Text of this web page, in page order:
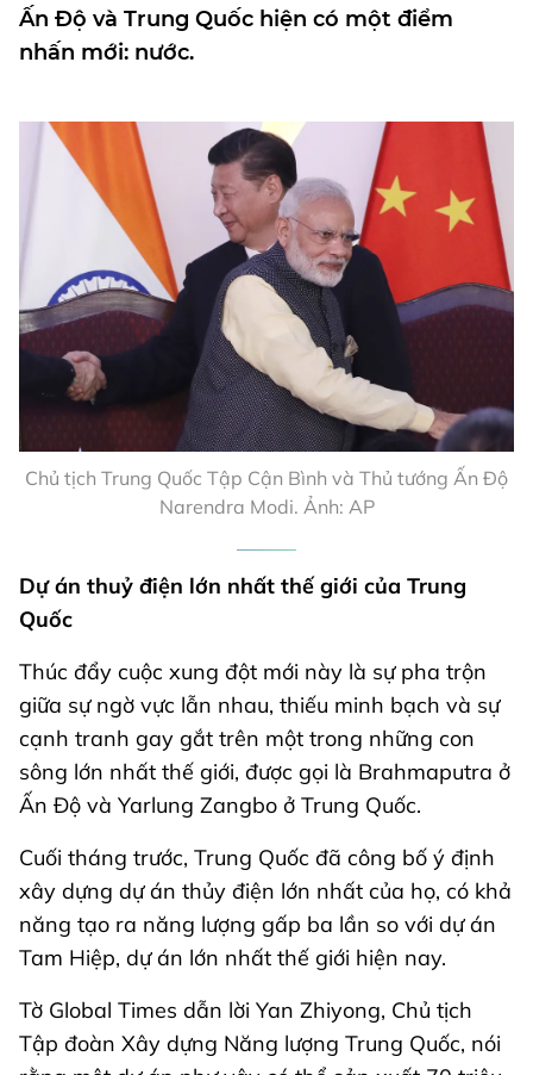
Ấn Độ và Trung Quốc hiện có một điểm
nhấn mới: nước.
Chủ tịch Trung Quốc Tập Cận Bình và Thủ tướng Ấn Độ
Narendra Modi. Ảnh: AP
Dự án thuỷ điện lớn nhất thế giới của Trung
Quốc
Thúc đẩy cuộc xung đột mới này là sự pha trộn
giữa sự ngờ vực lẫn nhau, thiếu minh bạch và sự
cạnh tranh gay gắt trên một trong những con
sông lớn nhất thế giới, được gọi là Brahmaputra ở
Ấn Độ và Yarlung Zangbo ở Trung Quốc.
Cuối tháng trước, Trung Quốc đã công bố ý định
xây dựng dự án thủy điện lớn nhất của họ, có khả
năng tạo ra năng lượng gấp ba lần so với dự án
Tam Hiệp, dự án lớn nhất thế giới hiện nay.
Tờ Global Times dẫn lời Yan Zhiyong, Chủ tịch
Tập đoàn Xây dựng Năng lượng Trung Quốc, nói